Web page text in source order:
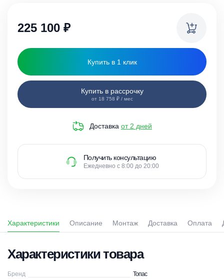
225 100 ₽
Купить в 1 клик
Купить в рассрочку
от 18 758 ₽ / мес
Доставка от 2 дней
Получить консультацию
Ежедневно с 8:00 до 20:00
Характеристики Описание Монтаж Доставка Оплата
Характеристики товара
Бренд Топас